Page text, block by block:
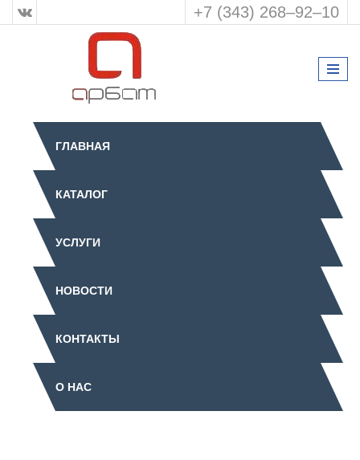
+7 (343) 268‒92‒10
ГЛАВНАЯ
КАТАЛОГ
УСЛУГИ
НОВОСТИ
КОНТАКТЫ
О НАС